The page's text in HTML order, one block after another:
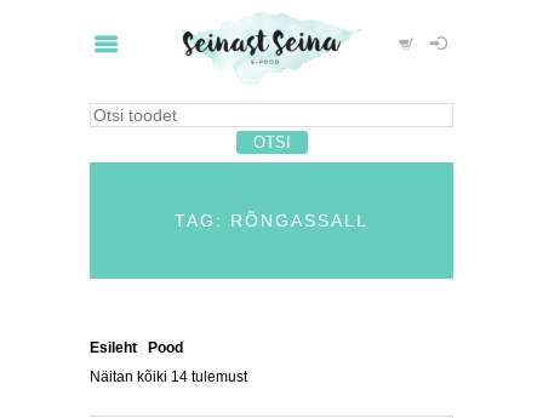
TAG: RÕNGASSALL
Esileht Pood
Näitan kõiki 14 tulemust